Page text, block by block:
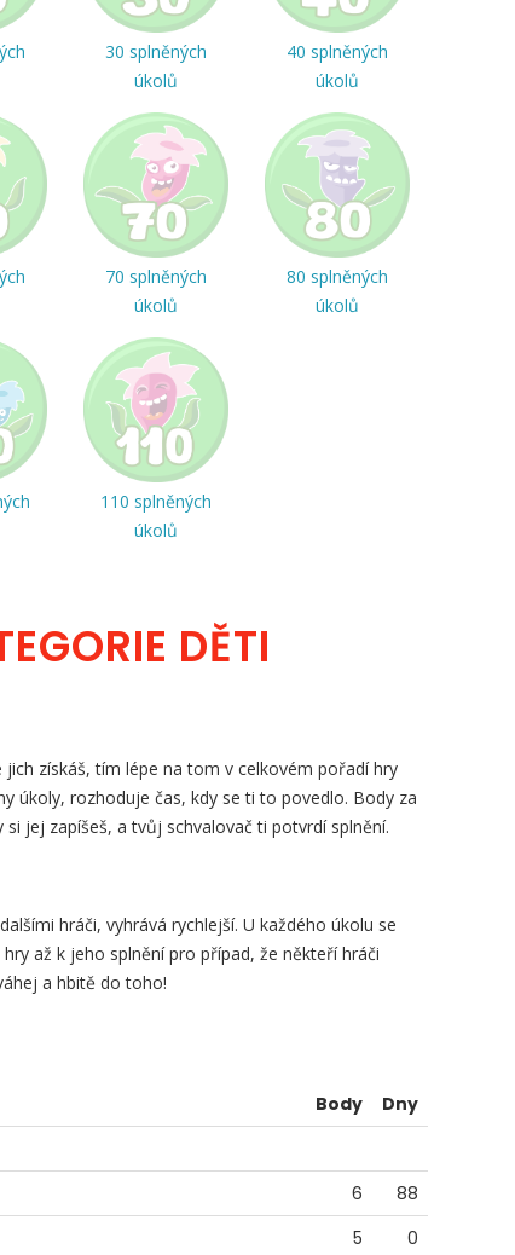
30 splněných
úkolů
40 splněných
úkolů
70 splněných
úkolů
80 splněných
úkolů
110 splněných
úkolů
DĚTI
jich získáš, tím lépe na tom v celkovém pořadí hry
úkoly, rozhoduje čas, kdy se ti to povedlo. Body za
jej zapíšeš, a tvůj schvalovač ti potvrdí splnění.
hráči, vyhrává rychlejší. U každého úkolu se
až k jeho splnění pro případ, že někteří hráči
a hbitě do toho!
Body
Dny
6
88
5
0